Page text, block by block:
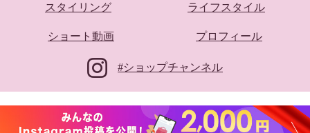
スタイリング ライフスタイル
ショート動画 プロフィール
#ショップチャンネル